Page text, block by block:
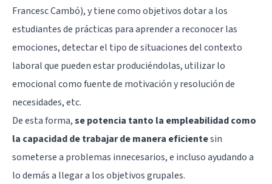
Francesc Cambó), y tiene como objetivos dotar a los
estudiantes de prácticas para aprender a reconocer las
emociones, detectar el tipo de situaciones del contexto
laboral que pueden estar produciéndolas, utilizar lo
emocional como fuente de motivación y resolución de
necesidades, etc.
De esta forma,se potencia tanto la empleabilidad como
la capacidad de trabajar de manera eficientesin
someterse a problemas innecesarios, e incluso ayudando a
lo demás a llegar a los objetivos grupales.